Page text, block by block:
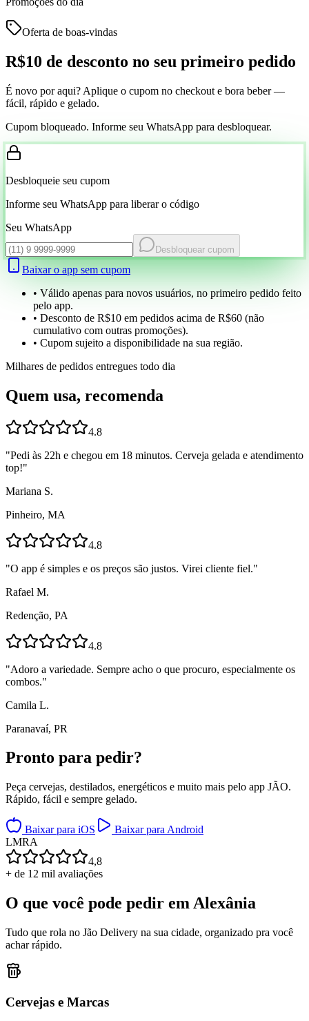
Oferta de boas-vindas
R$10 de desconto no seu primeiro pedido
É novo por aqui? Aplique o cupom no checkout e bora beber —
fácil, rápido e gelado.
Cupom bloqueado. Informe seu WhatsApp para desbloquear.
Desbloqueie seu cupom
Informe seu WhatsApp para liberar o código
Seu WhatsApp
Desbloquear cupom
Baixar o app sem cupom
• Válido apenas para novos usuários, no primeiro pedido feito
pelo app.
• Desconto de R$10 em pedidos acima de R$60 (não
cumulativo com outras promoções).
• Cupom sujeito a disponibilidade na sua região.
Milhares de pedidos entregues todo dia
Quem usa, recomenda
4.8
"Pedi às 22h e chegou em 18 minutos. Cerveja gelada e atendimento
top!"
Mariana S.
Pinheiro, MA
4.8
"O app é simples e os preços são justos. Virei cliente fiel."
Rafael M.
Redenção, PA
4.8
"Adoro a variedade. Sempre acho o que procuro, especialmente os
combos."
Camila L.
Paranavaí, PR
Pronto para pedir?
Peça cervejas, destilados, energéticos e muito mais pelo app JÃO.
Rápido, fácil e sempre gelado.
Baixar para iOS
Baixar para Android
LMRA
4,8
+ de 12 mil avaliações
O que você pode pedir emAlexânia
Tudo que rola no Jão Delivery na sua cidade, organizado pra você
achar rápido.
Cervejas e Marcas